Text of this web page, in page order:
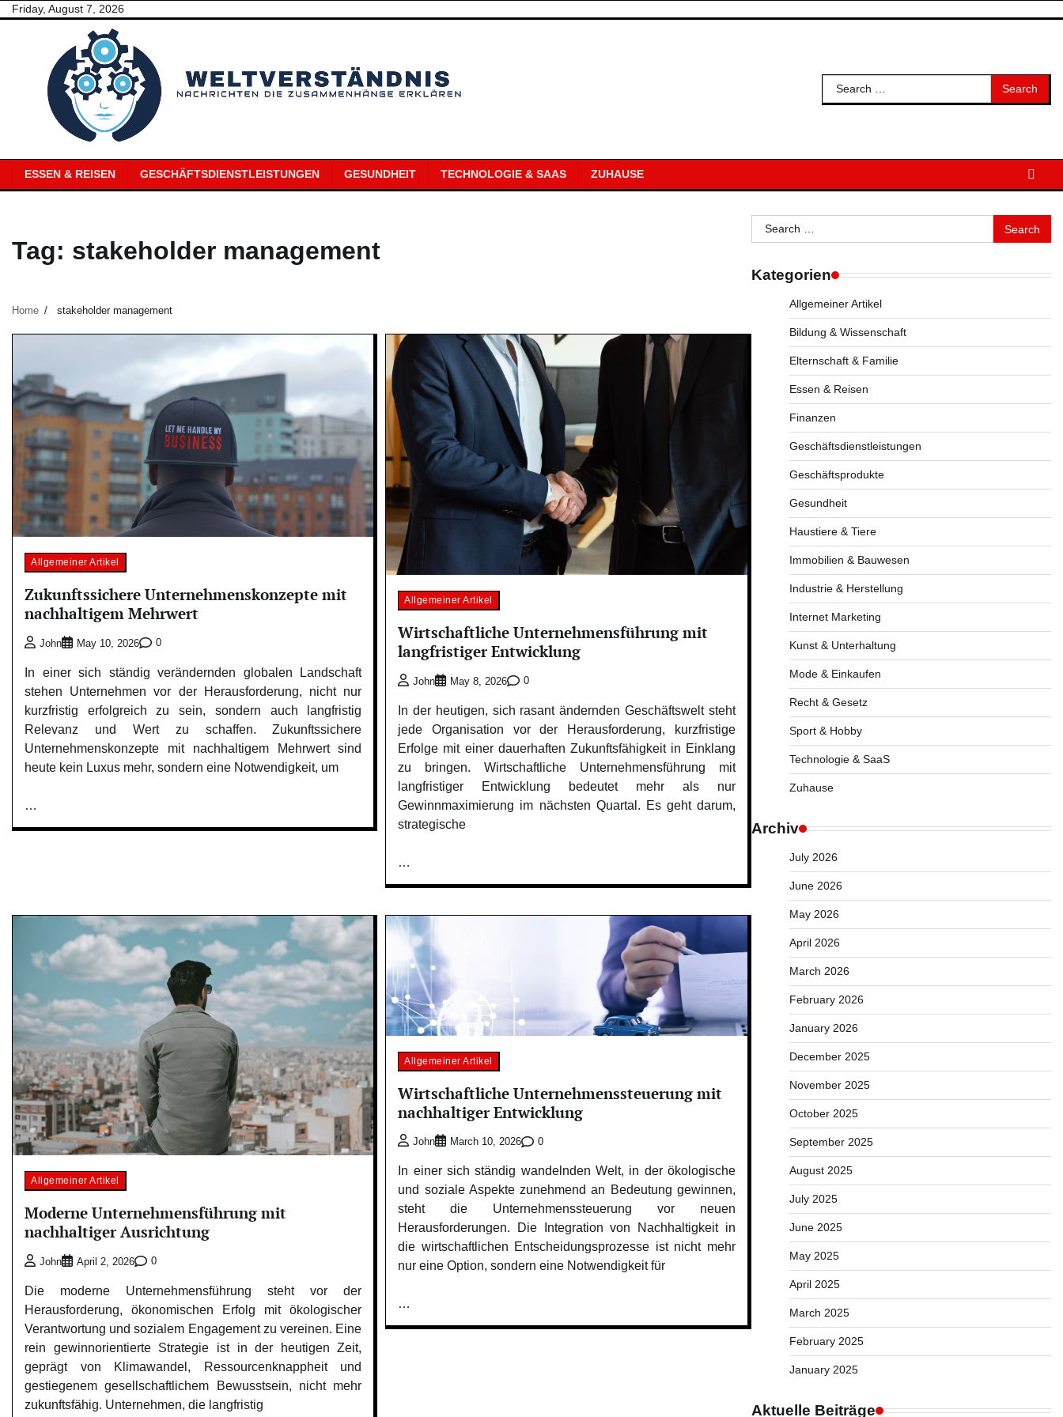
SkipFriday, August 7, 2026
Search
for:
ESSEN & REISEN GESCHÄFTSDIENSTLEISTUNGEN GESUNDHEIT TECHNOLOGIE & SAAS ZUHAUSE
Tag: stakeholder management
Home stakeholder management
Allgemeiner Artikel
Zukunftssichere Unternehmenskonzepte mit
nachhaltigem Mehrwert
John May 10, 2026 0
In einer sich ständig verändernden globalen Landschaft
stehen Unternehmen vor der Herausforderung, nicht nur
kurzfristig erfolgreich zu sein, sondern auch langfristig
Relevanz und Wert zu schaffen. Zukunftssichere
Unternehmenskonzepte mit nachhaltigem Mehrwert sind
heute kein Luxus mehr, sondern eine Notwendigkeit, um
…
Allgemeiner Artikel
Wirtschaftliche Unternehmensführung mit
langfristiger Entwicklung
John May 8, 2026 0
In der heutigen, sich rasant ändernden Geschäftswelt steht
jede Organisation vor der Herausforderung, kurzfristige
Erfolge mit einer dauerhaften Zukunftsfähigkeit in Einklang
zu bringen. Wirtschaftliche Unternehmensführung mit
langfristiger Entwicklung bedeutet mehr als nur
Gewinnmaximierung im nächsten Quartal. Es geht darum,
strategische
…
Allgemeiner Artikel
Moderne Unternehmensführung mit
nachhaltiger Ausrichtung
John April 2, 2026 0
Die moderne Unternehmensführung steht vor der
Herausforderung, ökonomischen Erfolg mit ökologischer
Verantwortung und sozialem Engagement zu vereinen. Eine
rein gewinnorientierte Strategie ist in der heutigen Zeit,
geprägt von Klimawandel, Ressourcenknappheit und
gestiegenem gesellschaftlichem Bewusstsein, nicht mehr
zukunftsfähig. Unternehmen, die langfristig
Allgemeiner Artikel
Wirtschaftliche Unternehmenssteuerung mit
nachhaltiger Entwicklung
John March 10, 2026 0
In einer sich ständig wandelnden Welt, in der ökologische
und soziale Aspekte zunehmend an Bedeutung gewinnen,
steht die Unternehmenssteuerung vor neuen
Herausforderungen. Die Integration von Nachhaltigkeit in
die wirtschaftlichen Entscheidungsprozesse ist nicht mehr
nur eine Option, sondern eine Notwendigkeit für
…
Search
for:
Kategorien
Allgemeiner Artikel
Bildung & Wissenschaft
Elternschaft & Familie
Essen & Reisen
Finanzen
Geschäftsdienstleistungen
Geschäftsprodukte
Gesundheit
Haustiere & Tiere
Immobilien & Bauwesen
Industrie & Herstellung
Internet Marketing
Kunst & Unterhaltung
Mode & Einkaufen
Recht & Gesetz
Sport & Hobby
Technologie & SaaS
Zuhause
Archiv
July 2026
June 2026
May 2026
April 2026
March 2026
February 2026
January 2026
December 2025
November 2025
October 2025
September 2025
August 2025
July 2025
June 2025
May 2025
April 2025
March 2025
February 2025
January 2025
Aktuelle Beiträge